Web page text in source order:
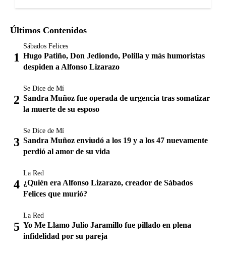
Últimos Contenidos
Sábados Felices
Hugo Patiño, Don Jediondo, Polilla y más humoristas
despiden a Alfonso Lizarazo
Se Dice de Mí
Sandra Muñoz fue operada de urgencia tras somatizar
la muerte de su esposo
Se Dice de Mí
Sandra Muñoz enviudó a los 19 y a los 47 nuevamente
perdió al amor de su vida
La Red
¿Quién era Alfonso Lizarazo, creador de Sábados
Felices que murió?
La Red
Yo Me Llamo Julio Jaramillo fue pillado en plena
infidelidad por su pareja